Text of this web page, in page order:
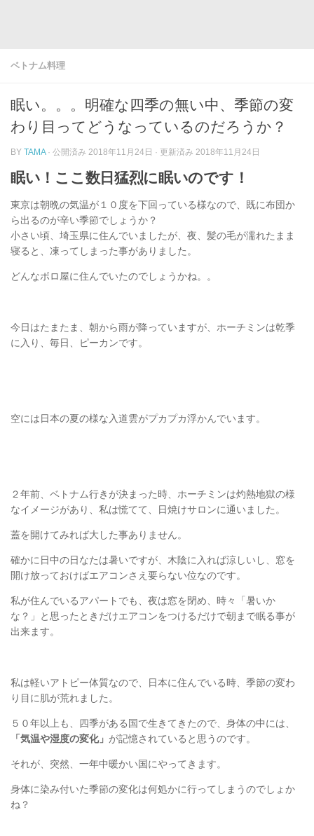
ベトナム料理
眠い。。。明確な四季の無い中、季節の変
わり目ってどうなっているのだろうか？
BY TAMA · 公開済み 2018年11月24日 · 更新済み 2018年11月24日
眠い！ここ数日猛烈に眠いのです！
東京は朝晩の気温が１０度を下回っている様なので、既に布団か
ら出るのが辛い季節でしょうか？
小さい頃、埼玉県に住んでいましたが、夜、髪の毛が濡れたまま
寝ると、凍ってしまった事がありました。
どんなボロ屋に住んでいたのでしょうかね。。
今日はたまたま、朝から雨が降っていますが、ホーチミンは乾季
に入り、毎日、ピーカンです。
空には日本の夏の様な入道雲がプカプカ浮かんでいます。
２年前、ベトナム行きが決まった時、ホーチミンは灼熱地獄の様
なイメージがあり、私は慌てて、日焼けサロンに通いました。
蓋を開けてみれば大した事ありません。
確かに日中の日なたは暑いですが、木陰に入れば涼しいし、窓を
開け放っておけばエアコンさえ要らない位なのです。
私が住んでいるアパートでも、夜は窓を閉め、時々「暑いか
な？」と思ったときだけエアコンをつけるだけで朝まで眠る事が
出来ます。
私は軽いアトピー体質なので、日本に住んでいる時、季節の変わ
り目に肌が荒れました。
５０年以上も、四季がある国で生きてきたので、身体の中には、
「気温や湿度の変化」 が記憶されていると思うのです。
それが、突然、一年中暖かい国にやってきます。
身体に染み付いた季節の変化は何処かに行ってしまうのでしょか
ね？